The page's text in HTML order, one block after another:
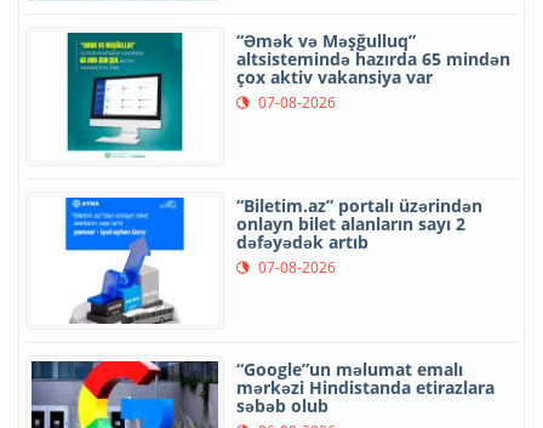
“Əmək və Məşğulluq”
altsistemində hazırda 65 mindən
çox aktiv vakansiya var
07-08-2026
“Biletim.az” portalı üzərindən
onlayn bilet alanların sayı 2
dəfəyədək artıb
07-08-2026
“Google”un məlumat emalı
mərkəzi Hindistanda etirazlara
səbəb olub